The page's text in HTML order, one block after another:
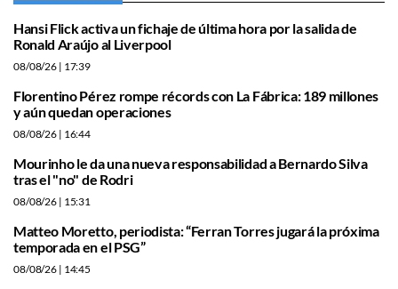
Hansi Flick activa un fichaje de última hora por la salida de
Ronald Araújo al Liverpool
08/08/26 | 17:39
Florentino Pérez rompe récords con La Fábrica: 189 millones
y aún quedan operaciones
08/08/26 | 16:44
Mourinho le da una nueva responsabilidad a Bernardo Silva
tras el "no" de Rodri
08/08/26 | 15:31
Matteo Moretto, periodista: “Ferran Torres jugará la próxima
temporada en el PSG”
08/08/26 | 14:45